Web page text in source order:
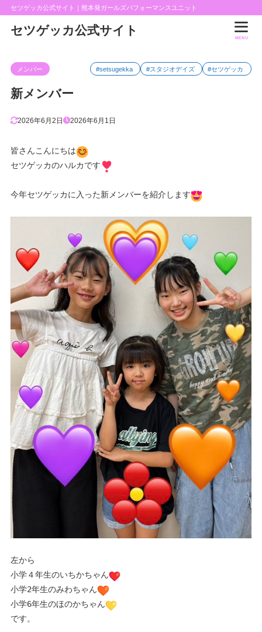
セツゲッカ公式サイト｜熊本発ガールズパフォーマンスユニット
セツゲッカ公式サイト
MENU
メンバー #setsugekka #スタジオデイズ #セツゲッカ
新メンバー
2026年6月2日 2026年6月1日
皆さんこんにちは
セツゲッカのハルカです
今年セツゲッカに入った新メンバーを紹介します
左から
小学４年生のいちかちゃん
小学2年生のみわちゃん
小学6年生のほのかちゃん
です。